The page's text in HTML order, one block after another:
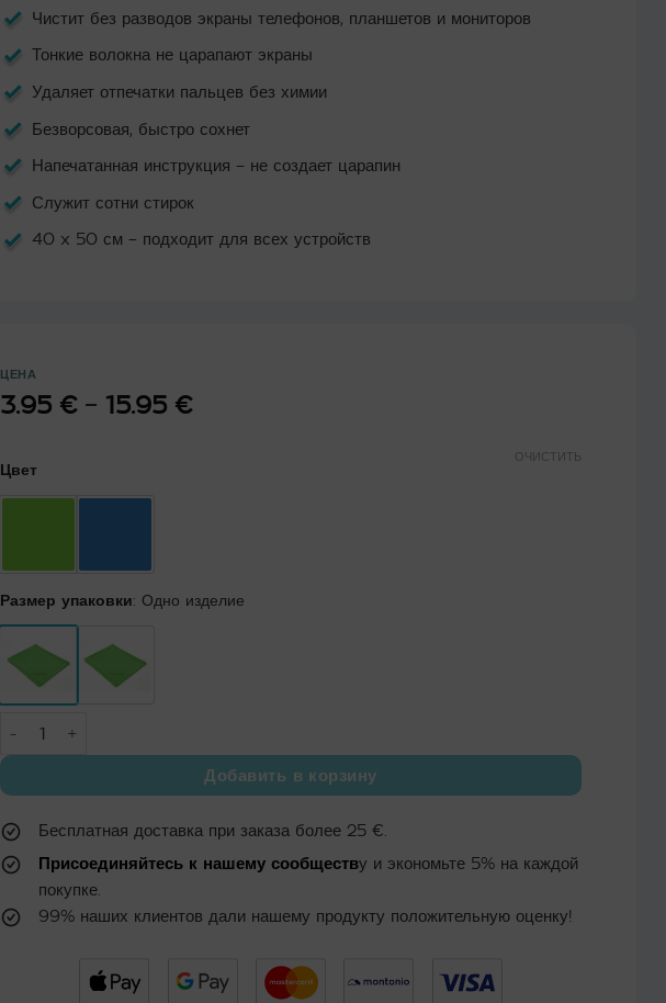
Чистит без разводов экраны телефонов, планшетов и мониторов
Тонкие волокна не царапают экраны
Удаляет отпечатки пальцев без химии
Безворсовая, быстро сохнет
Напечатанная инструкция – не создает царапин
Служит сотни стирок
40 x 50 см – подходит для всех устройств
ЦЕНА
3.95 € – 15.95 €Диапазон
Цвет
Размер упаковки: Одно изделие
ОЧИСТИТЬ
Количество товара Салфетка для экрана Top Screen, 40 x 50 см
Добавить в корзину
Бесплатная доставка при заказа более 25 €.
Присоединяйтесь к нашему сообществу и экономьте 5% на каждой
покупке.
99% наших клиентов дали нашему продукту положительную оценку!